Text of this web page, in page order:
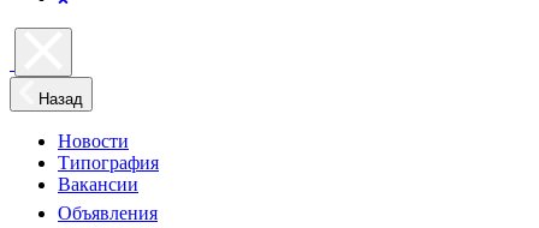
Назад
Новости
Типография
Вакансии
Объявления